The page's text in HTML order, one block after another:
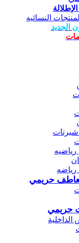
النسائيه
الجديد
رياضيه
رياضه
حريمي
حريمي
الداخلية